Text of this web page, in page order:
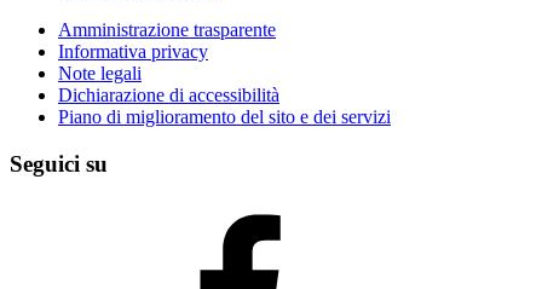
Amministrazione trasparente
Informativa privacy
Note legali
Dichiarazione di accessibilità
Piano di miglioramento del sito e dei servizi
Seguici su